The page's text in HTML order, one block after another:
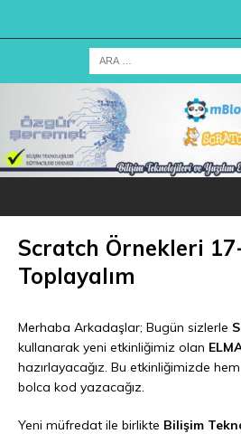
Scratch Örnekleri
Toplayalım
Merhaba Arkadaşlar; Bugün sizlerle
kullanarak yeni etkinliğimiz olan
hazırlayacağız. Bu etkinliğimizde
bolca kod yazacağız.
Yeni müfredat ile birlikte Bilişim